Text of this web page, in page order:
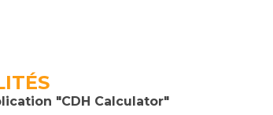
"CDH Calculator"